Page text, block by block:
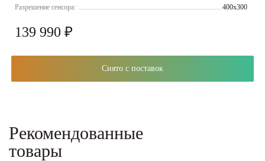
Разрешение сенсора: 400x300
139 990 ₽
Снято с поставок
Рекомендованные
товары